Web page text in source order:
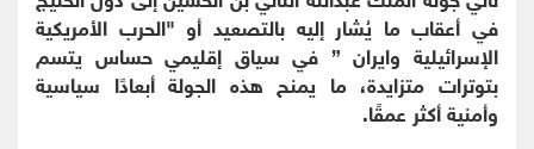
في أعقاب ما يُشار إليه بالتصعيد أو "الحرب الأمريكية
الإسرائيلية وايران ” في سياق إقليمي حساس يتسم
بتوترات متزايدة، ما يمنح هذه الجولة أبعادًا سياسية
وأمنية أكثر عمقًا.